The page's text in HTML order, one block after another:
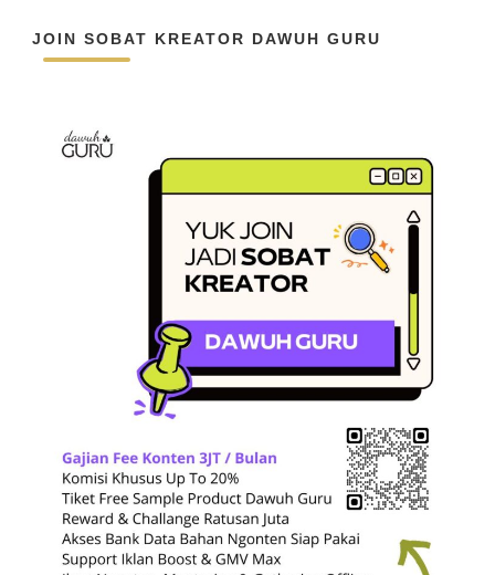
JOIN SOBAT KREATOR DAWUH GURU